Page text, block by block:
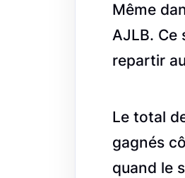
Même
AJLB. Ce
repartir
Le total
gagnés
quand le